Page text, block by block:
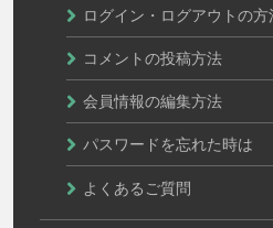
ログイン・ログアウトの方
コメントの投稿方法
会員情報の編集方法
パスワードを忘れた時は
よくあるご質問